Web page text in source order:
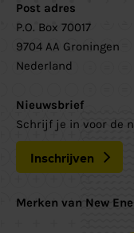
Post adres
P.O. Box 70017
9704 AA Groningen
Nederland
Nieuwsbrief
Schrijf je in voor de
Inschrijven
Merken van New